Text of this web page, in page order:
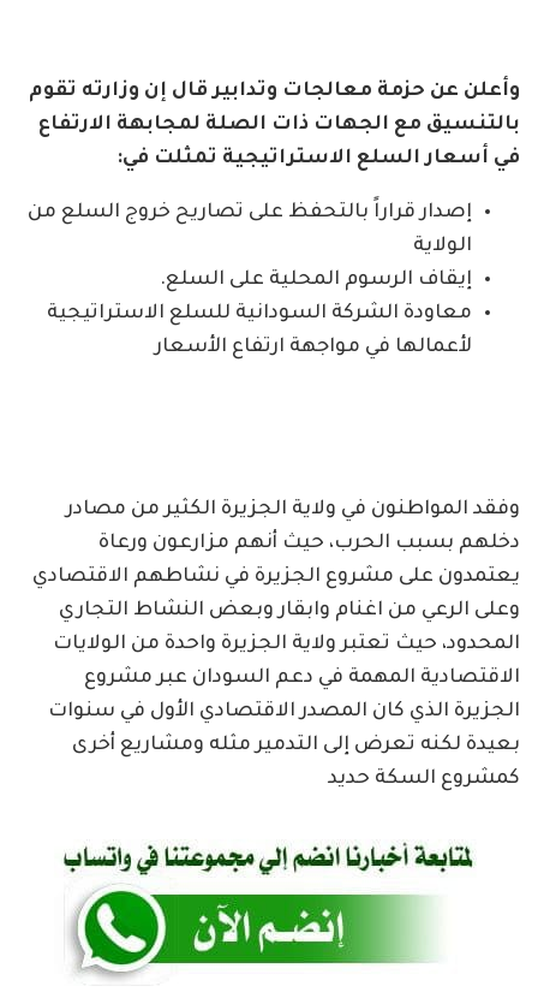
وأعلن عن حزمة معالجات وتدابير قال إن وزارته تقوم
بالتنسيق مع الجهات ذات الصلة لمجابهة الارتفاع
في أسعار السلع الاستراتيجية تمثلت في:
إصدار قراراً بالتحفظ على تصاريح خروج السلع من
الولاية
إيقاف الرسوم المحلية على السلع.
معاودة الشركة السودانية للسلع الاستراتيجية
لأعمالها في مواجهة ارتفاع الأسعار
وفقد المواطنون في ولاية الجزيرة الكثير من مصادر
دخلهم بسبب الحرب، حيث أنهم مزارعون ورعاة
يعتمدون على مشروع الجزيرة في نشاطهم الاقتصادي
وعلى الرعي من اغنام وابقار وبعض النشاط التجاري
المحدود، حيث تعتبر ولاية الجزيرة واحدة من الولايات
الاقتصادية المهمة في دعم السودان عبر مشروع
الجزيرة الذي كان المصدر الاقتصادي الأول في سنوات
بعيدة لكنه تعرض إلى التدمير مثله ومشاريع أخرى
كمشروع السكة حديد